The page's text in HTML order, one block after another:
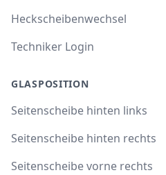
Heckscheibenwechsel
Techniker Login
GLASPOSITION
Seitenscheibe hinten links
Seitenscheibe hinten rechts
Seitenscheibe vorne rechts